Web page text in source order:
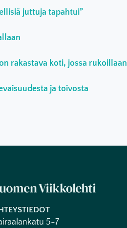
juttuja tapahtui”
rakastava koti, jossa
ja toivosta
5-7